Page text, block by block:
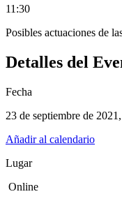
11:30
Posibles actuaciones de
Detalles del
Fecha
23 de septiembre de 2021
Añadir al calendario
Lugar
Online